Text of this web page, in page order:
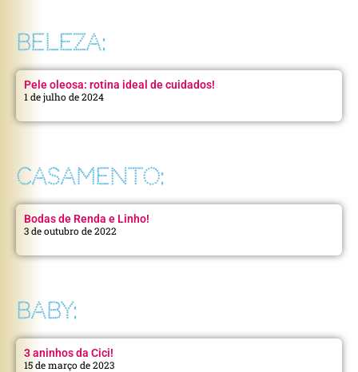
BELEZA:
Pele oleosa: rotina ideal de cuidados!
1 de julho de 2024
CASAMENTO:
Bodas de Renda e Linho!
3 de outubro de 2022
BABY:
3 aninhos da Cici!
15 de março de 2023